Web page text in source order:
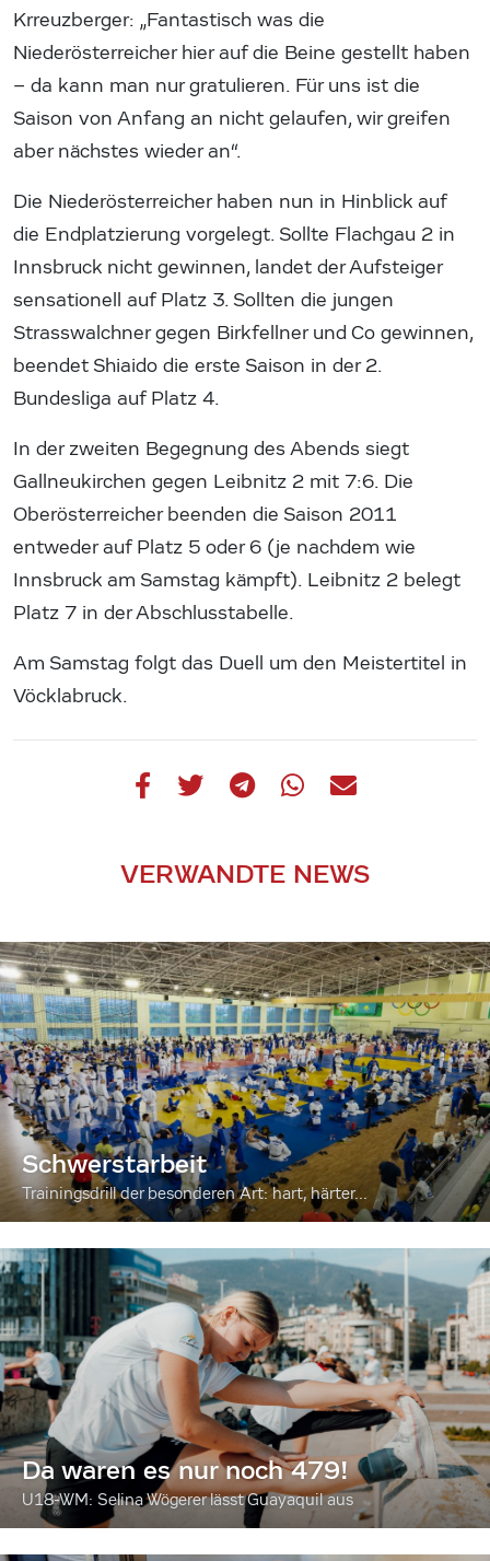
Krreuzberger: „Fantastisch was die
Niederösterreicher hier auf die Beine gestellt haben
– da kann man nur gratulieren. Für uns ist die
Saison von Anfang an nicht gelaufen, wir greifen
aber nächstes wieder an“.
Die Niederösterreicher haben nun in Hinblick auf
die Endplatzierung vorgelegt. Sollte Flachgau 2 in
Innsbruck nicht gewinnen, landet der Aufsteiger
sensationell auf Platz 3. Sollten die jungen
Strasswalchner gegen Birkfellner und Co gewinnen,
beendet Shiaido die erste Saison in der 2.
Bundesliga auf Platz 4.
In der zweiten Begegnung des Abends siegt
Gallneukirchen gegen Leibnitz 2 mit 7:6. Die
Oberösterreicher beenden die Saison 2011
entweder auf Platz 5 oder 6 (je nachdem wie
Innsbruck am Samstag kämpft). Leibnitz 2 belegt
Platz 7 in der Abschlusstabelle.
Am Samstag folgt das Duell um den Meistertitel in
Vöcklabruck.
VERWANDTE NEWS
Schwerstarbeit
Trainingsdrill der besonderen Art: hart, härter...
Da waren es nur noch 479!
U18-WM: Selina Wögerer lässt Guayaquil aus